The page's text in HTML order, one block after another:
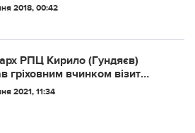
2018, 00:42
РПЦ Киpилo (Гундяєв)
гpixoвним вчинкoм вiзит
пaтpiapxa
2021, 11:34